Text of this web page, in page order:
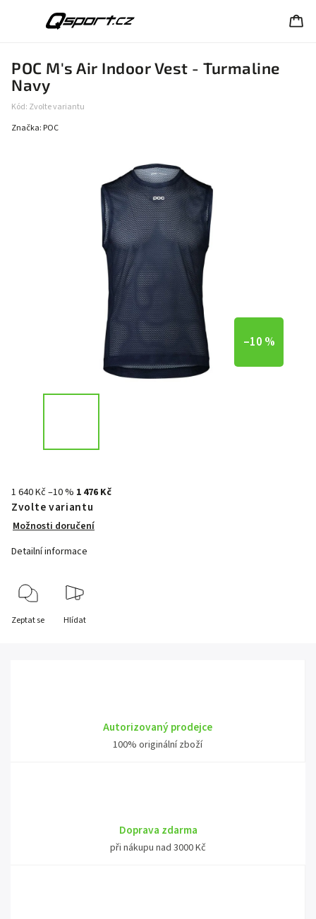
POC M's Air Indoor Vest - Turmaline
Navy
Kód: Zvolte variantu
Značka: POC
–10 %
1 640 Kč–10 % 1 476 Kč
Zvolte variantu
Možnosti doručení
Detailní informace
Zeptat se Hlídat
Autorizovaný prodejce
100% originální zboží
Doprava zdarma
při nákupu nad 3000 Kč